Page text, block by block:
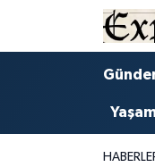
ALAYKÖY
ALSANCAK
Hava Durumu
Trafik Durumu
Süper Lig